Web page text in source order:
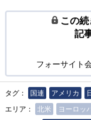
この
記
フォーサイト
タグ： 国連 アメリカ
エリア：
北米 ヨーロッ